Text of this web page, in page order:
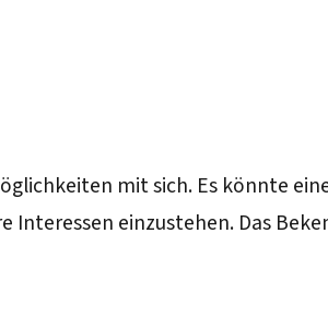
mit sich. Es könnte
Interessen einzustehen. Das